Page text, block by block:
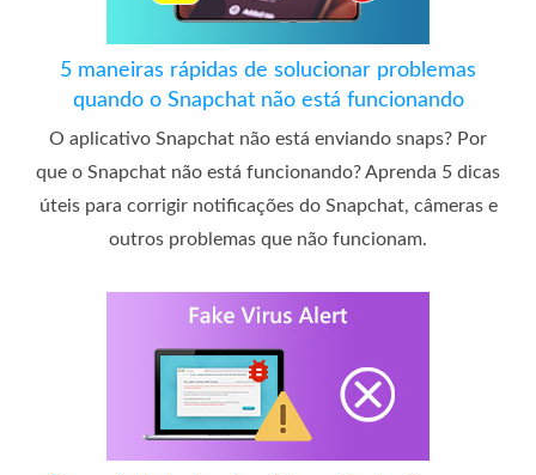
5 maneiras rápidas de solucionar problemas
quando o Snapchat não está funcionando
O aplicativo Snapchat não está enviando snaps? Por
que o Snapchat não está funcionando? Aprenda 5 dicas
úteis para corrigir notificações do Snapchat, câmeras e
outros problemas que não funcionam.